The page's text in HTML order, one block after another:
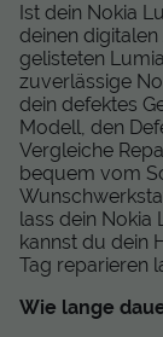
Ist dein Nokia
deinen
gelisteten
zuverlässige
dein defektes
Modell, den
Vergleiche
bequem vom
lass dein Nokia
kannst du dein
Tag reparieren
Wie lange